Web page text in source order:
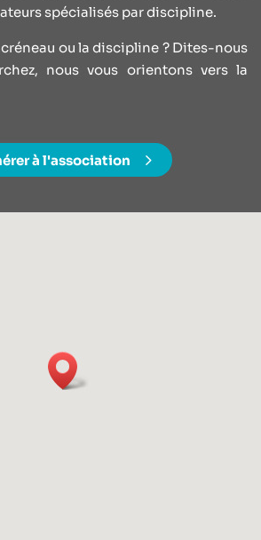
spécialisés par discipline.
créneau ou la discipline ? Dites-nous
nous vous orientons vers la
à l'association